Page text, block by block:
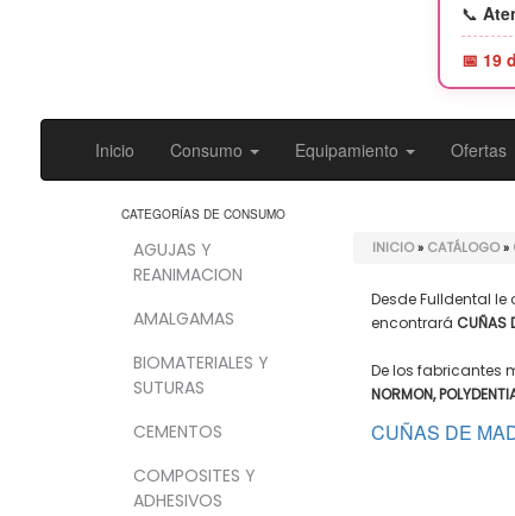
📞
📅 19
Inicio Consumo Equipamiento Ofertas
CATEGORÍAS DE CONSUMO
AGUJAS Y
REANIMACION
AMALGAMAS
BIOMATERIALES Y
SUTURAS
CEMENTOS
COMPOSITES Y
ADHESIVOS
INICIO» CATÁLOGO»
Desde Fulldental
encontrará CUÑAS
De los fabricantes
NORMON,
CUÑAS DE